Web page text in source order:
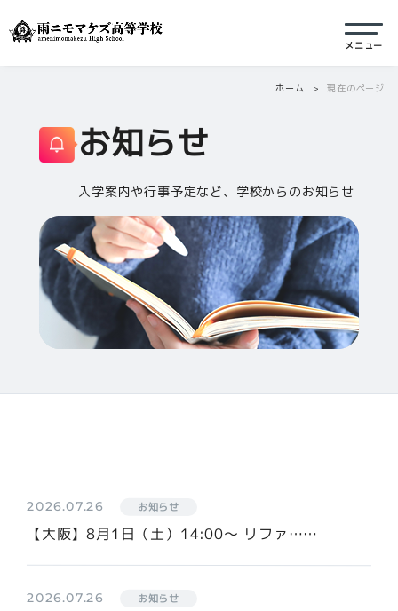
ホーム 現在のページ
お知らせ
入学案内や行事予定など、学校からのお知らせ
2026.07.26 お知らせ
【大阪】8月1日（土）14:00〜 リファ……
2026.07.26 お知らせ